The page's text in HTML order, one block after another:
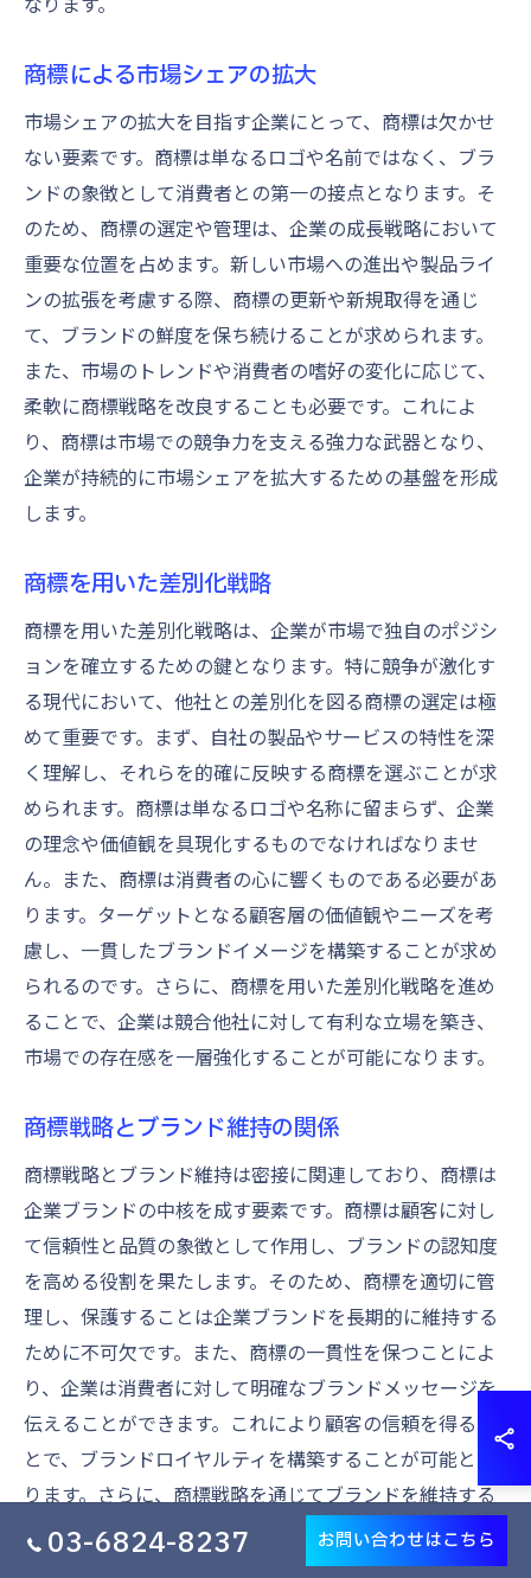
商標による市場シェアの拡大
市場シェアの拡大を目指す企業にとって、商標は欠かせ
ない要素です。商標は単なるロゴや名前ではなく、ブラ
ンドの象徴として消費者との第一の接点となります。そ
のため、商標の選定や管理は、企業の成長戦略において
重要な位置を占めます。新しい市場への進出や製品ライ
ンの拡張を考慮する際、商標の更新や新規取得を通じ
て、ブランドの鮮度を保ち続けることが求められます。
また、市場のトレンドや消費者の嗜好の変化に応じて、
柔軟に商標戦略を改良することも必要です。これによ
り、商標は市場での競争力を支える強力な武器となり、
企業が持続的に市場シェアを拡大するための基盤を形成
します。
商標を用いた差別化戦略
商標を用いた差別化戦略は、企業が市場で独自のポジシ
ョンを確立するための鍵となります。特に競争が激化す
る現代において、他社との差別化を図る商標の選定は極
めて重要です。まず、自社の製品やサービスの特性を深
く理解し、それらを的確に反映する商標を選ぶことが求
められます。商標は単なるロゴや名称に留まらず、企業
の理念や価値観を具現化するものでなければなりませ
ん。また、商標は消費者の心に響くものである必要があ
ります。ターゲットとなる顧客層の価値観やニーズを考
慮し、一貫したブランドイメージを構築することが求め
られるのです。さらに、商標を用いた差別化戦略を進め
ることで、企業は競合他社に対して有利な立場を築き、
市場での存在感を一層強化することが可能になります。
商標戦略とブランド維持の関係
商標戦略とブランド維持は密接に関連しており、商標は
企業ブランドの中核を成す要素です。商標は顧客に対し
て信頼性と品質の象徴として作用し、ブランドの認知度
を高める役割を果たします。そのため、商標を適切に管
理し、保護することは企業ブランドを長期的に維持する
ために不可欠です。また、商標の一貫性を保つことによ
り、企業は消費者に対して明確なブランドメッセージを
伝えることができます。これにより顧客の信頼を得るこ
とで、ブランドロイヤルティを構築することが可能とな
ります。さらに、商標戦略を通じてブランドを維持する
ことで、市場での競争力を高め、新しい顧客の獲得にも
つながります。商標は単なる識別符号ではなく、企業の
03-6824-8237 お問い合わせはこちら